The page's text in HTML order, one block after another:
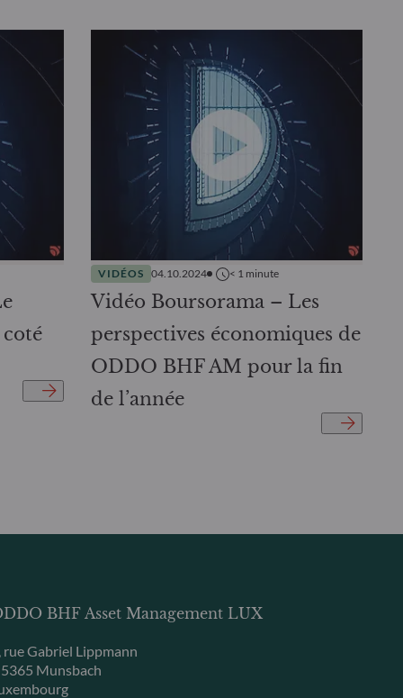
VIDÉOS 04.10.2024 < 1 minute
Vidéo Boursorama – Les
perspectives économiques de
ODDO BHF AM pour la fin
de l’année
BHF Asset Management LUX
rue Gabriel Lippmann
5365 Munsbach